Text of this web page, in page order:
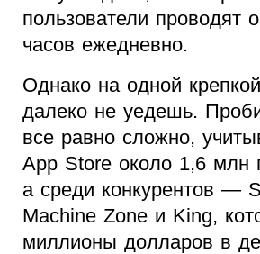
пользователи проводят
часов ежедневно.
Однако на одной
далеко не уедешь.
все равно сложно,
App Store около 1,6 млн
а среди конкурентов —
Machine Zone и King,
миллионы долларов в